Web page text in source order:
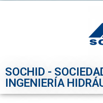
SOCHID -
INGENIERÍA